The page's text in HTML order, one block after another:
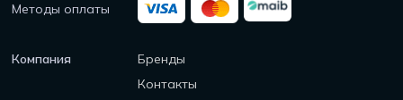
Методы оплаты
Компания
Бренды
Контакты